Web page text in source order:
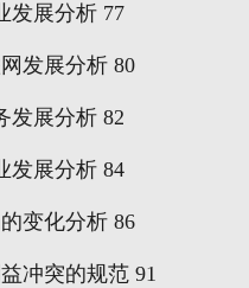
发展分析 77
发展分析 80
发展分析 82
发展分析 84
变化分析 86
冲突的规范 91